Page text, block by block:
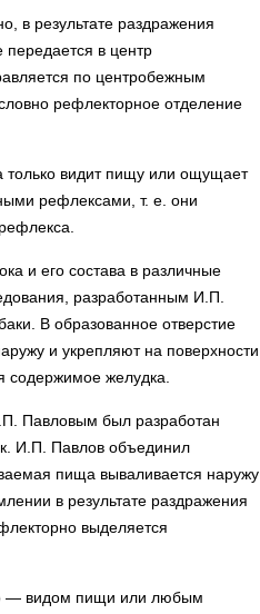
в результате раздражения
в центр
по центробежным
рефлекторное отделение
только видит пищу или ощущает
рефлексами, т. е. они
и его состава в различные
разработанным И.П.
В образованное отверстие
и укрепляют на поверхности
содержимое желудка.
Павловым был разработан
И.П. Павлов объединил
пища вываливается наружу
в результате раздражения
выделяется
— видом пищи или любым